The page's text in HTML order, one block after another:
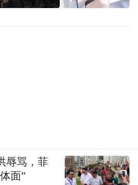
辱骂，菲
面”